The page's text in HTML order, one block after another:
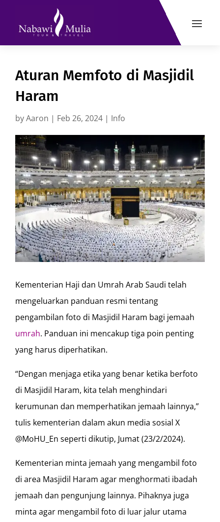
Aturan Memfoto di Masjidil
Haram
byAaron | Feb 26, 2024 | Info
Kementerian Haji dan Umrah Arab Saudi telah
mengeluarkan panduan resmi tentang
pengambilan foto di Masjidil Haram bagi jemaah
umrah. Panduan ini mencakup tiga poin penting
yang harus diperhatikan.
“Dengan menjaga etika yang benar ketika berfoto
di Masjidil Haram, kita telah menghindari
kerumunan dan memperhatikan jemaah lainnya,”
tulis kementerian dalam akun media sosial X
@MoHU_En seperti dikutip, Jumat (23/2/2024).
Kementerian minta jemaah yang mengambil foto
di area Masjidil Haram agar menghormati ibadah
jemaah dan pengunjung lainnya. Pihaknya juga
minta agar mengambil foto di luar jalur utama